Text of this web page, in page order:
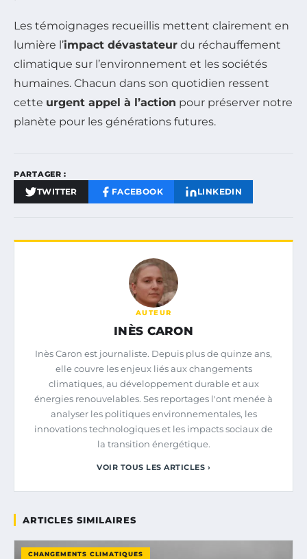
Les témoignages recueillis mettent clairement en
lumière l’impact dévastateur du réchauffement
climatique sur l’environnement et les sociétés
humaines. Chacun dans son quotidien ressent
cette urgent appel à l’action pour préserver notre
planète pour les générations futures.
PARTAGER :
TWITTER FACEBOOK LINKEDIN
AUTEUR
INÈS CARON
Inès Caron est journaliste. Depuis plus de quinze ans,
elle couvre les enjeux liés aux changements
climatiques, au développement durable et aux
énergies renouvelables. Ses reportages l'ont menée à
analyser les politiques environnementales, les
innovations technologiques et les impacts sociaux de
la transition énergétique.
VOIR TOUS LES ARTICLES ›
ARTICLES SIMILAIRES
CHANGEMENTS CLIMATIQUES